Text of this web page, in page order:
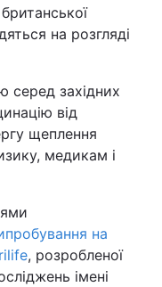
на розгляді
серед західних
від
щеплення
медикам і
на
, розробленої
імені